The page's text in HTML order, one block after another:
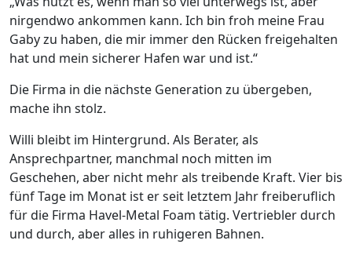
nirgendwo ankommen kann. Ich bin froh meine Frau
Gaby zu haben, die mir immer den Rücken freigehalten
hat und mein sicherer Hafen war und ist.“
Die Firma in die nächste Generation zu übergeben,
mache ihn stolz.
Willi bleibt im Hintergrund. Als Berater, als
Ansprechpartner, manchmal noch mitten im
Geschehen, aber nicht mehr als treibende Kraft. Vier bis
fünf Tage im Monat ist er seit letztem Jahr freiberuflich
für die Firma Havel-Metal Foam tätig. Vertriebler durch
und durch, aber alles in ruhigeren Bahnen.